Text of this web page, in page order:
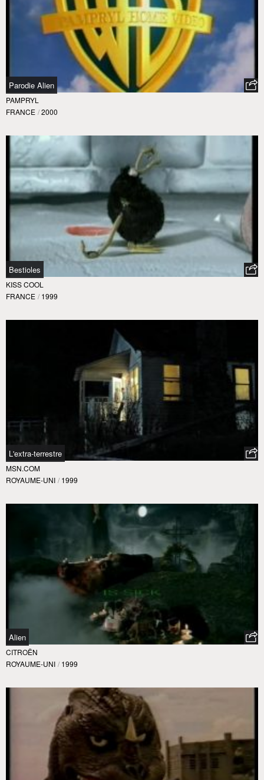
Parodie Alien
PAMPRYL
FRANCE / 2000
Bestioles
KISS COOL
FRANCE / 1999
L'extra-terrestre
MSN.COM
ROYAUME-UNI / 1999
Alien
CITROËN
ROYAUME-UNI / 1999